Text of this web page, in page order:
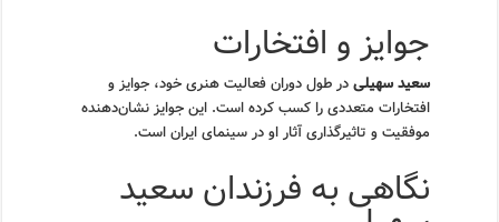
جوایز و افتخارات
سعید سهیلیدر طول دوران فعالیت هنری خود، جوایز و
افتخارات متعددی را کسب کرده است. این جوایز نشان‌دهنده
موفقیت و تاثیرگذاری آثار او در سینمای ایران است.
نگاهی به فرزندان سعید